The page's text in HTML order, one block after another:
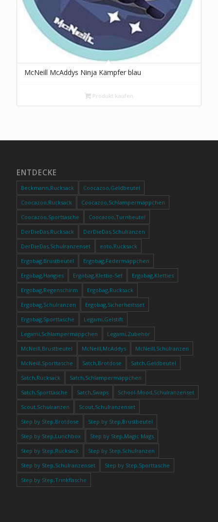
McNeill McAddys Ninja Kämpfer blau
Produkt kaufen
ENTDECKE
Beckmann,Rucksack
Coocazoo,Geldbeutel
Coocazoo,Rucksack
Coocazoo,Schlampermäppchen
Coocazoo,Sporttasche
Coocazoo,Turnbeutel
DerDieDas,Rucksack
DerDieDas,Schulranzen
DerDieDas,Schulranzenset
eoto,Rucksack
Ergobag,Brustbeutel
Ergobag,Federmäppchen
Ergobag,Hangies
Ergobag,Klettie-Set
Ergobag,Kletties
Ergobag,Regenschirm
Ergobag,Rucksack
Ergobag,Schulranzen
Ergobag,Sicherheitsset
Ergobag,Sporttasche
Legami,Gelstift
Legami,Schlampermäppchen
Legami,Zubehör
McNeill,Brustbeutel
McNeill,McAddys
McNeill,Schulranzen
McNeill,Sporttasche
Satch,Brotdose
Satch,Geldbeutel
Satch,Rucksack
Satch,Schlampermäppchen
Satch,Sporttasche
Satch,Swaps
School-Mood,Schulranzenset
Scout,Schulranzen
Scout,Schulranzenset
Step by Step,Brotdose
Step by Step,Brustbeutel
Step by Step,Lunchbox
Step by Step,Magic Mags
Step by Step,Rucksack
Step by Step,Schulranzen
Step by Step,Schulranzenset
Step by Step,Sporttasche
Step by Step,Trinkflasche